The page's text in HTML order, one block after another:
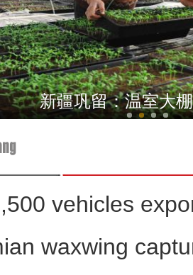
博斯腾湖开始解冻 将
新疆巩留：温室大棚
vehicles
waxwing